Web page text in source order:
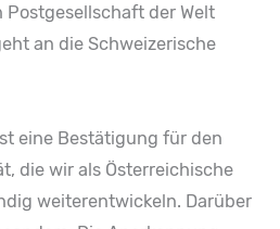
der Welt
an die Schweizerische
eine Bestätigung für den
die wir als Österreichische
weiterentwickeln. Darüber